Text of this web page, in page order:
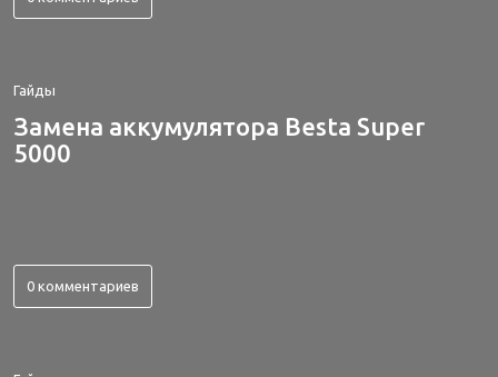
Гайды
Замена аккумулятора Besta Super
5000
0 комментариев